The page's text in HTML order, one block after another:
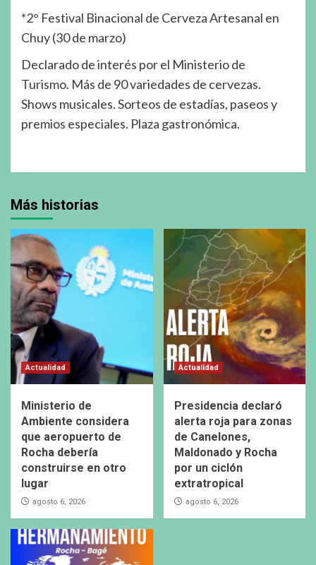
*2° Festival Binacional de Cerveza Artesanal en
Chuy (30 de marzo)
Declarado de interés por el Ministerio de
Turismo. Más de 90 variedades de cervezas.
Shows musicales. Sorteos de estadías, paseos y
premios especiales. Plaza gastronómica.
Más historias
Actualidad
Ministerio de
Ambiente considera
que aeropuerto de
Rocha debería
construirse en otro
lugar
agosto 6, 2026
Actualidad
Presidencia declaró
alerta roja para zonas
de Canelones,
Maldonado y Rocha
por un ciclón
extratropical
agosto 6, 2026